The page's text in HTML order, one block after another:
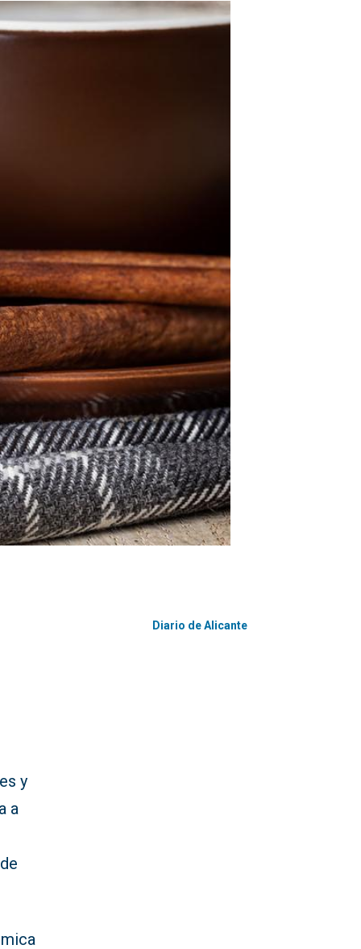
Diario de Alicante
y
a